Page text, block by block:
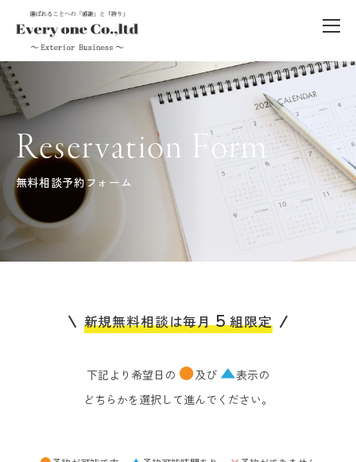
Reservation Form
無料相談予約フォーム
新規無料相談は毎月５組限定
下記より希望日の ●及び ▲表示の
どちらかを選択して進んでください。